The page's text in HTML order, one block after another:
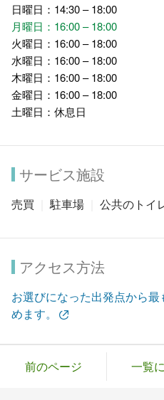
日曜日：14:30 – 18:00
月曜日：16:00 – 18:00
火曜日：16:00 – 18:00
水曜日：16:00 – 18:00
木曜日：16:00 – 18:00
金曜日：16:00 – 18:00
土曜日：休息日
サービス施設
売買 駐車場 公共のトイ
アクセス方法
お選びになった出発点から
めます。
前のページ 一覧